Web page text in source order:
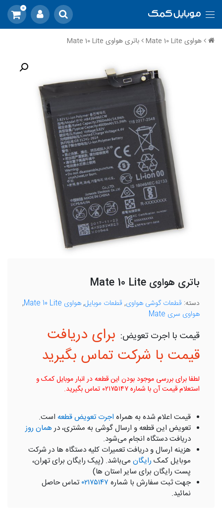
0
هواوی Mate 10 Lite باتری هواوی Mate 10 Lite
باتری هواوی Mate 10 Lite
دسته: قطعات گوشی هواوی, قطعات موبایل,هواوی Mate 10 Lite
,
هواوی سری Mate
برای دریافت
قیمت با شرکت تماس بگیرید
لطفا برای بررسی موجود بودن این قطعه در انبار موبایل کمک و
استعلام قیمت آن با شماره ۰۲۱۷۵۱۴۷ تماس بگیرید.
قیمت اعلام شده به همراه اجرت تعویض قطعه است.
تعویض این قطعه و ارسال گوشی به مشتری، درهمان روز
دریافت دستگاه انجام می‌شود.
هزینه ارسال و دریافت تعمیرات کلیه دستگاه ها در شرکت
موبایل کمک رایگان می‌باشد. (پیک رایگان برای تهران،
پست رایگان برای سایر استان ها)
جهت ثبت سفارش با شماره ۰۲۱۷۵۱۴۷ تماس حاصل
نمائید.